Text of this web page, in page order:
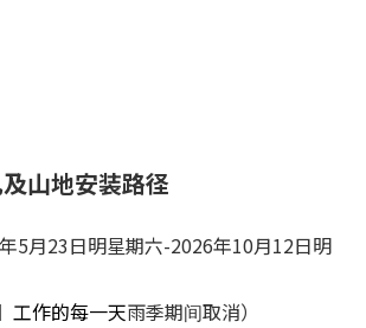
山地安装路径
5月23日明星期六-2026年10月12日明
工作的每一天雨季期间取消）